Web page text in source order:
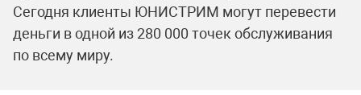
Сегодня клиенты ЮНИСТРИМ могут перевести
деньги в одной из 280 000 точек обслуживания
по всему миру.